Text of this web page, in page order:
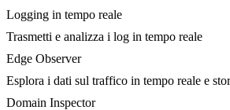
Logging in tempo reale
Trasmetti e analizza i log in tempo reale
Edge Observer
Esplora i dati sul traffico in tempo reale e
Domain Inspector